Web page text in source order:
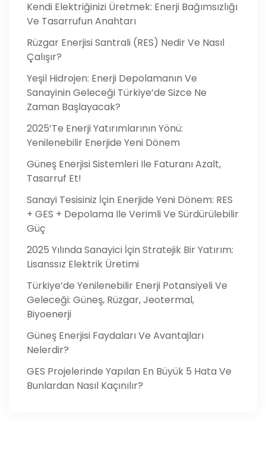
Kendi Elektriğinizi Üretmek: Enerji Bağımsızlığı
Ve Tasarrufun Anahtarı
Rüzgar Enerjisi Santrali (RES) Nedir Ve Nasıl
Çalışır?
Yeşil Hidrojen: Enerji Depolamanın Ve
Sanayinin Geleceği Türkiye’de Sizce Ne
Zaman Başlayacak?
2025’te Enerji Yatırımlarının Yönü:
Yenilenebilir Enerjide Yeni Dönem
Güneş Enerjisi Sistemleri Ile Faturanı Azalt,
Tasarruf Et!
Sanayi Tesisiniz İçin Enerjide Yeni Dönem: RES
+ GES + Depolama Ile Verimli Ve Sürdürülebilir
Güç
2025 Yılında Sanayici İçin Stratejik Bir Yatırım:
Lisanssız Elektrik Üretimi
Türkiye’de Yenilenebilir Enerji Potansiyeli Ve
Geleceği: Güneş, Rüzgar, Jeotermal,
Biyoenerji
Güneş Enerjisi Faydaları Ve Avantajları
Nelerdir?
GES Projelerinde Yapılan En Büyük 5 Hata Ve
Bunlardan Nasıl Kaçınılır?